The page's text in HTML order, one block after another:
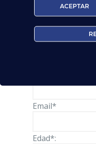
Solicita
Nombre*
Email*
Edad*:
ACEPTAR